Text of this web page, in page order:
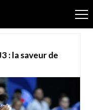
: la saveur de